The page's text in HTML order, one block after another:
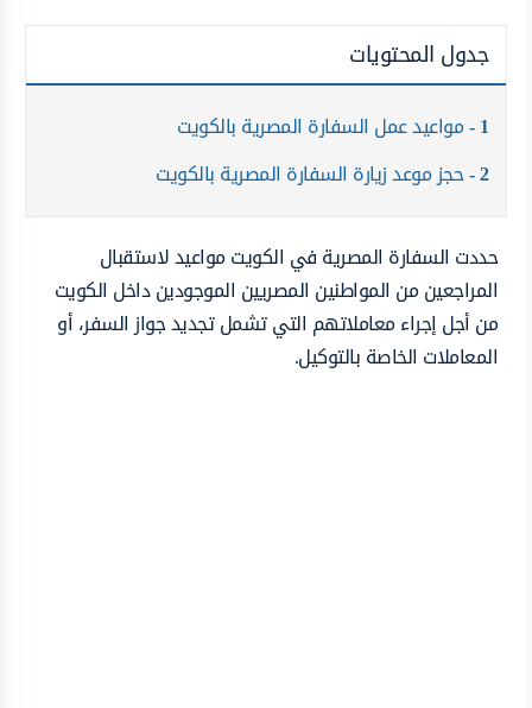
جدول المحتويات
1 مواعيد عمل السفارة المصرية بالكويت
2 حجز موعد زيارة السفارة المصرية بالكويت
حددت السفارة المصرية في الكويت مواعيد لاستقبال
المراجعين من المواطنين المصريين الموجودين داخل الكويت
من أجل إجراء معاملاتهم التي تشمل تجديد جواز السفر، أو
المعاملات الخاصة بالتوكيل.